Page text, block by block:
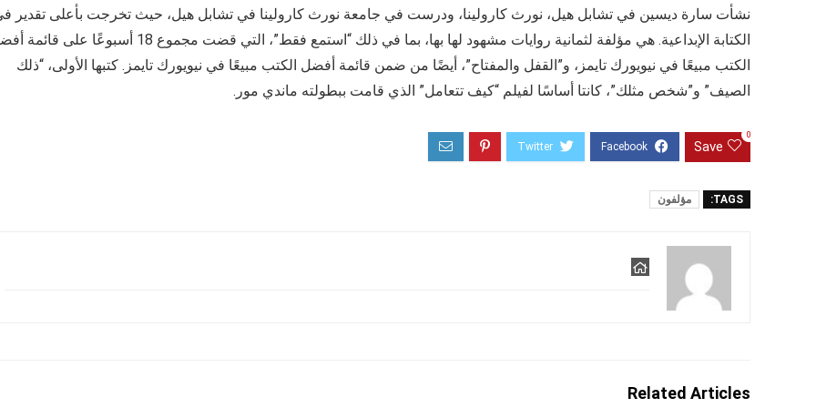
نشأت سارة ديسين في تشابل هيل، نورث كارولينا، ودرست في جامعة نورث كارولينا في تشابل هيل، حيث تخرجت بأعلى تقدير
الكتابة الإبداعية. هي مؤلفة لثمانية روايات مشهود لها بها، بما في ذلك “استمع فقط”، التي قضت مجموع 18 أسبوعًا على
الكتب مبيعًا في نيويورك تايمز، و”القفل والمفتاح”، أيضًا من ضمن قائمة أفضل الكتب مبيعًا في نيويورك تايمز. كتبها الأولى، “ذلك
الصيف” و”شخص مثلك”، كانتا أساسًا لفيلم “كيف تتعامل” الذي قامت ببطولته ماندي مور.
Save
0
TAGS: مؤلفون
Related Articles